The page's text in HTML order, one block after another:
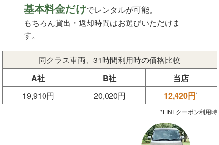
基本料金だけでレンタルが可能。
もちろん貸出・返却時間はお選びいただけま
す。
同クラス車両、31時間利用時の価格比較
A社
B社
当店
19,910円
20,020円 12,420円*
*LINEクーポン利用時